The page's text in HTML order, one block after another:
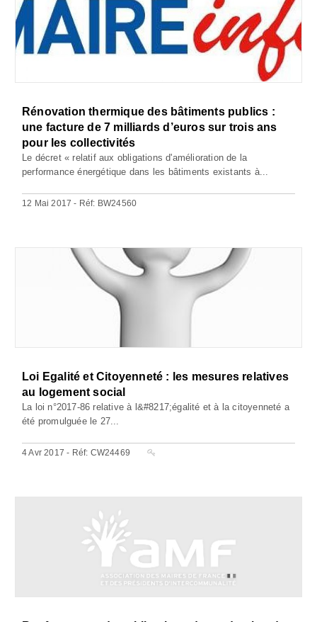
Rénovation thermique des bâtiments publics :
une facture de 7 milliards d’euros sur trois ans
pour les collectivités
Le décret « relatif aux obligations d'amélioration de la
performance énergétique dans les bâtiments existants à...
12 Mai 2017 - Réf: BW24560
Loi Egalité et Citoyenneté : les mesures relatives
au logement social
La loi n°2017-86 relative à l&#8217;égalité et à la citoyenneté a
été promulguée le 27...
4 Avr 2017 - Réf: CW24469